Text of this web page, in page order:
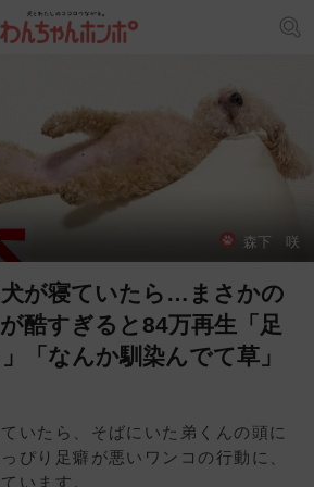
森下 咲
が寝ていたら…まさかの
が酷すぎると84万再生「足
「なんか馴染んでて草」
いたら、そばにいた弟くんの頭に
ぴり足癖が悪いワンコの行動に、
います。